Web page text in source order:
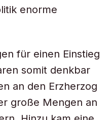
enorme
für einen Einstieg
somit denkbar
an den Erzherzog
große Mengen an